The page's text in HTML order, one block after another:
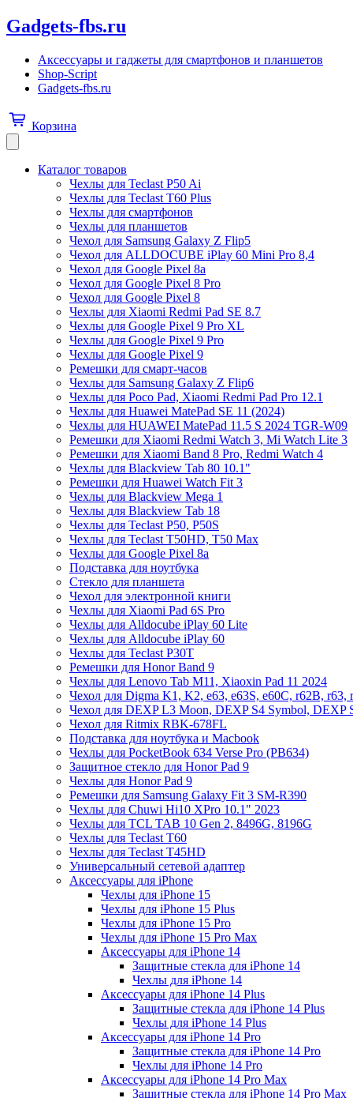
Gadgets-fbs.ru
Аксессуары и гаджеты для смартфонов и планшетов
Shop-Script
Gadgets-fbs.ru
Корзина
Каталог товаров
Чехлы для Teclast P50 Ai
Чехлы для Teclast T60 Plus
Чехлы для смартфонов
Чехлы для планшетов
Чехол для Samsung Galaxy Z Flip5
Чехол для ALLDOCUBE iPlay 60 Mini Pro 8,4
Чехол для Google Pixel 8a
Чехол для Google Pixel 8 Pro
Чехол для Google Pixel 8
Чехлы для Xiaomi Redmi Pad SE 8.7
Чехлы для Google Pixel 9 Pro XL
Чехлы для Google Pixel 9 Pro
Чехлы для Google Pixel 9
Ремешки для смарт-часов
Чехлы для Samsung Galaxy Z Flip6
Чехлы для Poco Pad, Xiaomi Redmi Pad Pro 12.1
Чехлы для Huawei MatePad SE 11 (2024)
Чехлы для HUAWEI MatePad 11.5 S 2024 TGR-W09
Ремешки для Xiaomi Redmi Watch 3, Mi Watch Lite 3
Ремешки для Xiaomi Band 8 Pro, Redmi Watch 4
Чехлы для Blackview Tab 80 10.1"
Ремешки для Huawei Watch Fit 3
Чехлы для Blackview Mega 1
Чехлы для Blackview Tab 18
Чехлы для Teclast P50, P50S
Чехлы для Teclast T50HD, T50 Max
Чехлы для Google Pixel 8a
Подставка для ноутбука
Стекло для планшета
Чехол для электронной книги
Чехлы для Xiaomi Pad 6S Pro
Чехлы для Alldocube iPlay 60 Lite
Чехлы для Alldocube iPlay 60
Чехлы для Teclast P30T
Ремешки для Honor Band 9
Чехлы для Lenovo Tab M11, Xiaoxin Pad 11 2024
Чехол для Digma K1, K2, e63, e63S, e60C, r62B, r63,
Чехол для DEXP L3 Moon, DEXP S4 Symbol, DEXP
Чехол для Ritmix RBK-678FL
Подставка для ноутбука и Macbook
Чехлы для PocketBook 634 Verse Pro (PB634)
Защитное стекло для Honor Pad 9
Чехлы для Honor Pad 9
Ремешки для Samsung Galaxy Fit 3 SM-R390
Чехлы для Chuwi Hi10 XPro 10.1" 2023
Чехлы для TCL TAB 10 Gen 2, 8496G, 8196G
Чехлы для Teclast T60
Чехлы для Teclast T45HD
Универсальный сетевой адаптер
Аксессуары для iPhone
Чехлы для iPhone 15
Чехлы для iPhone 15 Plus
Чехлы для iPhone 15 Pro
Чехлы для iPhone 15 Pro Max
Аксессуары для iPhone 14
Защитные стекла для iPhone 14
Чехлы для iPhone 14
Аксессуары для iPhone 14 Plus
Защитные стекла для iPhone 14 Plus
Чехлы для iPhone 14 Plus
Аксессуары для iPhone 14 Pro
Защитные стекла для iPhone 14 Pro
Чехлы для iPhone 14 Pro
Аксессуары для iPhone 14 Pro Max
Защитные стекла для iPhone 14 Pro Max